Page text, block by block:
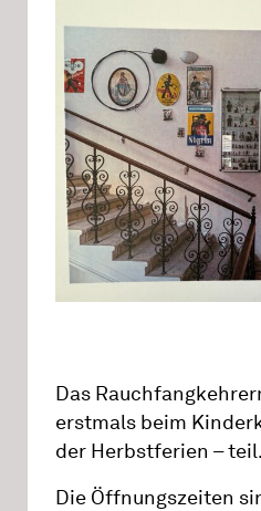
Das
erstmals beim
der Herbstferien – teil.
Die Öffnungszeiten